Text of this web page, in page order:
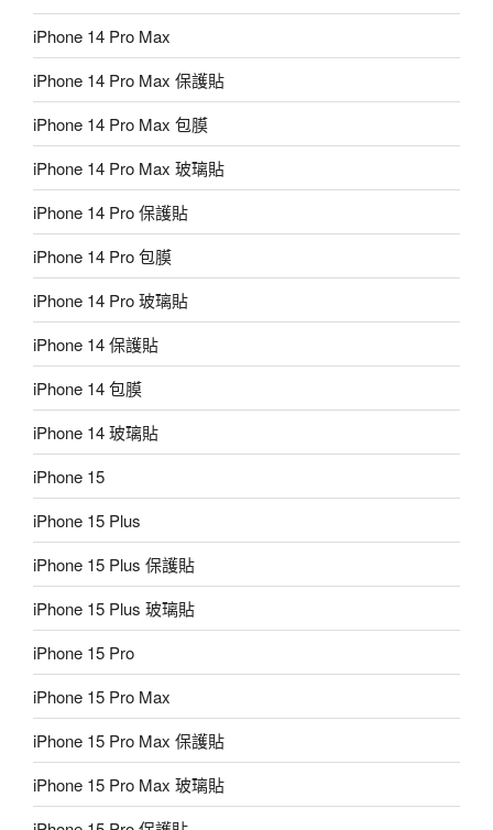
iPhone 14 Pro Max
iPhone 14 Pro Max 保護貼
iPhone 14 Pro Max 包膜
iPhone 14 Pro Max 玻璃貼
iPhone 14 Pro 保護貼
iPhone 14 Pro 包膜
iPhone 14 Pro 玻璃貼
iPhone 14 保護貼
iPhone 14 包膜
iPhone 14 玻璃貼
iPhone 15
iPhone 15 Plus
iPhone 15 Plus 保護貼
iPhone 15 Plus 玻璃貼
iPhone 15 Pro
iPhone 15 Pro Max
iPhone 15 Pro Max 保護貼
iPhone 15 Pro Max 玻璃貼